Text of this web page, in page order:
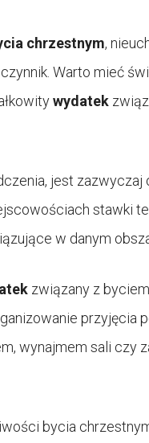
chrzestnym,
Warto mieć
wydatek
jest zazwyczaj
stawki
w danym
związany z
przyjęcia
wynajmem sali czy
bycia